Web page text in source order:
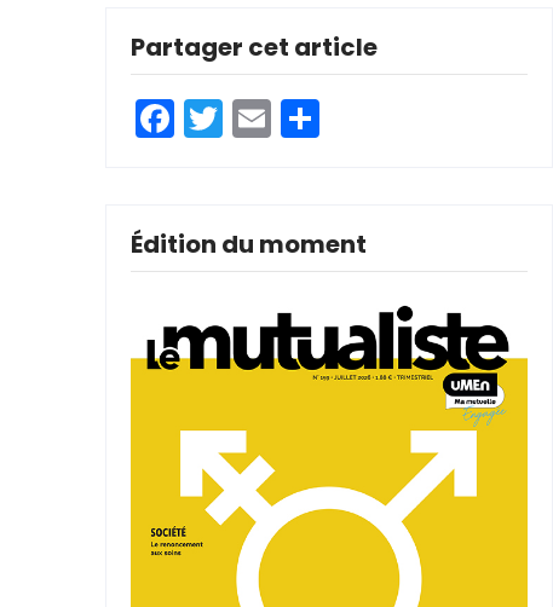
Partager cet article
Facebook
Twitter
Email
Édition du moment